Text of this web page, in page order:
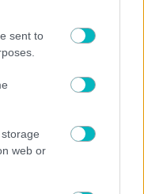
sent to
web or